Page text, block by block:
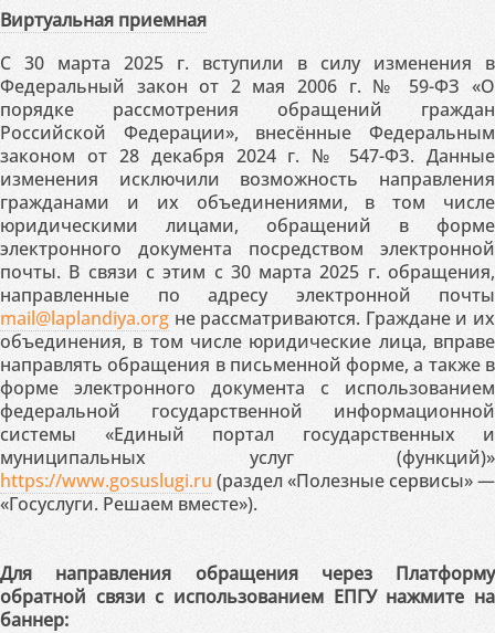
Виртуальная приемная
С 30 марта 2025 г. вступили в силу изменения в
Федеральный закон от 2 мая 2006 г. № 59-ФЗ «О
порядке рассмотрения обращений граждан
Российской Федерации», внесённые Федеральным
законом от 28 декабря 2024 г. № 547-ФЗ. Данные
изменения исключили возможность направления
гражданами и их объединениями, в том числе
юридическими лицами, обращений в форме
электронного документа посредством электронной
почты. В связи с этим с 30 марта 2025 г. обращения,
направленные по адресу электронной почты
mail@laplandiya.org не рассматриваются. Граждане и их
объединения, в том числе юридические лица, вправе
направлять обращения в письменной форме, а также в
форме электронного документа с использованием
федеральной государственной информационной
системы «Единый портал государственных и
муниципальных услуг (функций)»
https://www.gosuslugi.ru (раздел «Полезные сервисы» —
«Госуслуги. Решаем вместе»).
Для направления обращения через Платформу
обратной связи с использованием ЕПГУ нажмите на
баннер: